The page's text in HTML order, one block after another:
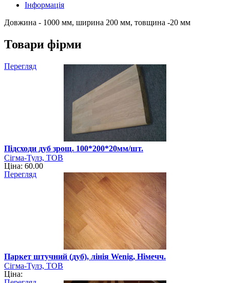
Інформація
Довжина - 1000 мм, ширина 200 мм, товщина -20 мм
Товари фірми
Перегляд
Підсходи дуб зрощ. 100*200*20мм/шт.
Сігма-Тулз, ТОВ
Ціна: 60.00
Перегляд
Паркет штучний (дуб), лінія Wenig, Німечч.
Сігма-Тулз, ТОВ
Ціна: